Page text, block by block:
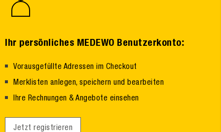
Ihr persönliches MEDEWO Benutzerkonto:
Vorausgefüllte Adressen im Checkout
Merklisten anlegen, speichern und bearbeiten
Ihre Rechnungen & Angebote einsehen
Jetzt registrieren